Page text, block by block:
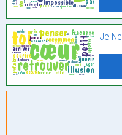
Je